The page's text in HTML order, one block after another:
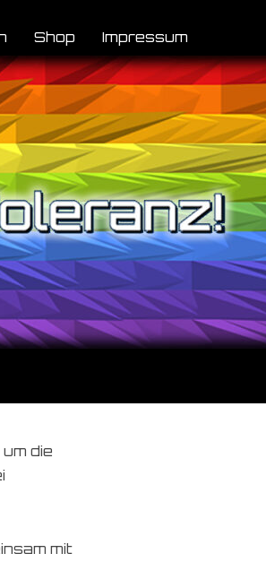
Shop Impressum
die
mit